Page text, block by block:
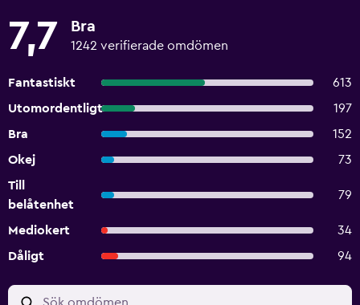
7,7 Bra
1242 verifierade omdömen
Fantastiskt
613
Utomordentligt
197
Bra
152
Okej
73
Till
belåtenhet
79
Mediokert
34
Dåligt
94